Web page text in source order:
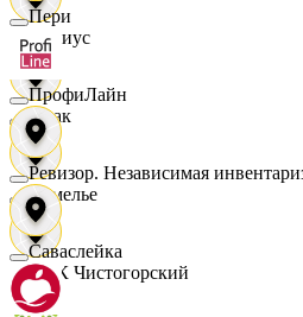
Сириус
Смак
Сомелье
СПК Чистогорский
Пери
ПрофиЛайн
Ревизор. Независимая
Саваслейка